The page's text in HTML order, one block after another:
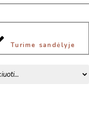
Turime sandėlyje